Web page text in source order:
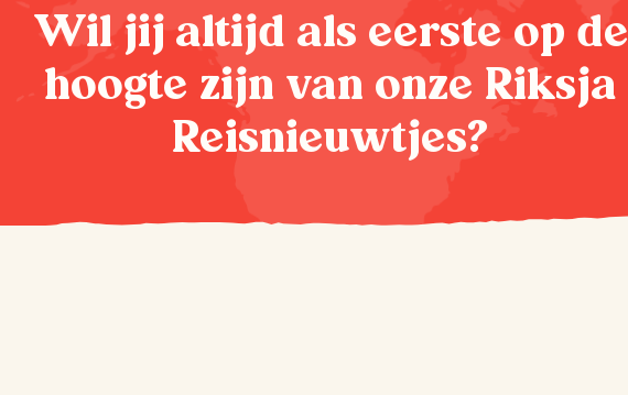
Wil jij altijd als eerste op de
hoogte zijn van onze Riksja
Reisnieuwtjes?